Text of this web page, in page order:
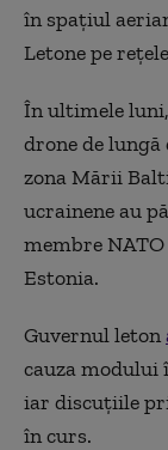
în spațiul
Letone pe
În ultimele
drone de
zona Mării
ucrainene au
membre
Estonia.
Guvernul leton
cauza modului
iar discuţiile
în curs.